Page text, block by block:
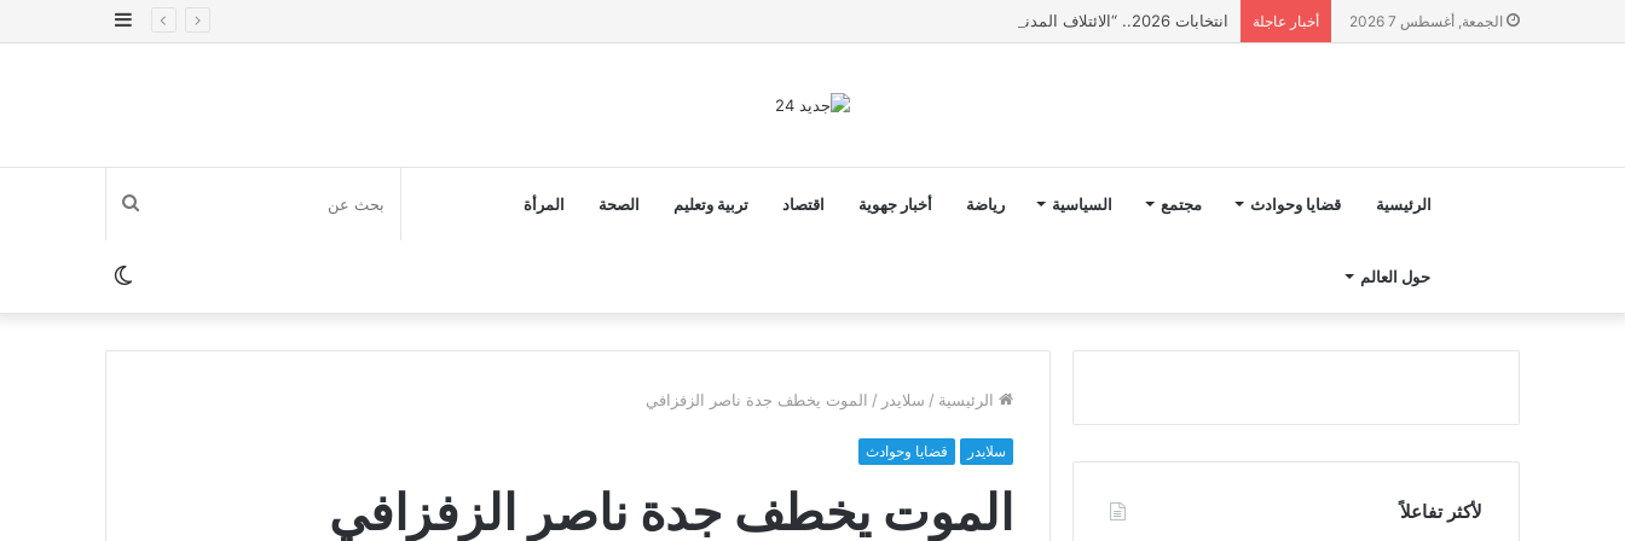
الجمعة, أغسطس 7 2026 أخبار عاجلة انتخابات 2026.. “الائتلاف المدني من أجل الجبل” يرفع عشرة مطالب أمام الأحزاب لإنصاف المناطق الجبلية
إضافة
الرئيسية قضايا وحوادث مجتمع السياسية رياضة أخبار جهوية اقتصاد تربية وتعليم الصحة المرأة
حول العالم
بحث
عنالوضع
المظلم
الرئيسية / سلايدر / الموت يخطف جدة ناصر الزفزافي
سلايدر قضايا وحوادث
الموت يخطف جدة ناصر الزفزافي لأكثر تفاعلاً